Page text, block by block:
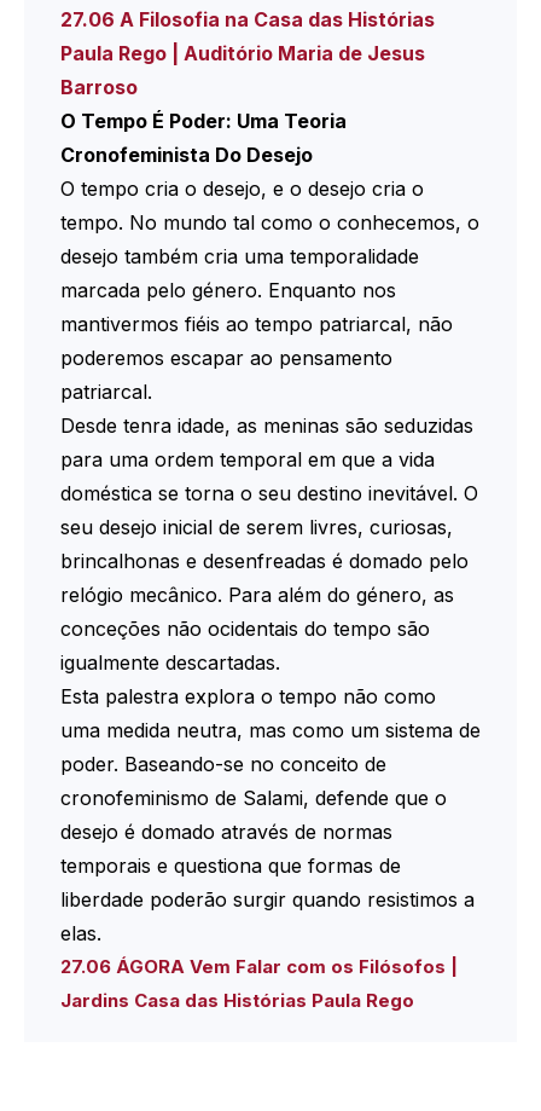
27.06 A Filosofia na Casa das Histórias
Paula Rego | Auditório Maria de Jesus
Barroso
O Tempo É Poder: Uma Teoria
Cronofeminista Do Desejo
O tempo cria o desejo, e o desejo cria o
tempo. No mundo tal como o conhecemos, o
desejo também cria uma temporalidade
marcada pelo género. Enquanto nos
mantivermos fiéis ao tempo patriarcal, não
poderemos escapar ao pensamento
patriarcal.
Desde tenra idade, as meninas são seduzidas
para uma ordem temporal em que a vida
doméstica se torna o seu destino inevitável. O
seu desejo inicial de serem livres, curiosas,
brincalhonas e desenfreadas é domado pelo
relógio mecânico. Para além do género, as
conceções não ocidentais do tempo são
igualmente descartadas.
Esta palestra explora o tempo não como
uma medida neutra, mas como um sistema de
poder. Baseando-se no conceito de
cronofeminismo de Salami, defende que o
desejo é domado através de normas
temporais e questiona que formas de
liberdade poderão surgir quando resistimos a
elas.
27.06 ÁGORA Vem Falar com os Filósofos |
Jardins Casa das Histórias Paula Rego